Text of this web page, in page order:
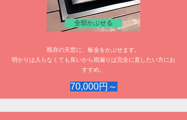
全部かぶせる
既存の天窓に、板金をかぶせます。
​明かりは入らなくても良いから雨漏りは完全に直したい方にお
すすめ。
70,000円～